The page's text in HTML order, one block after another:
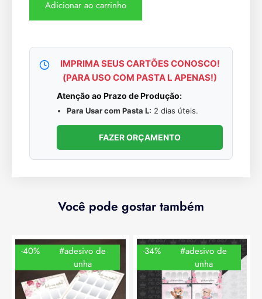
Adicionar ao carrinho
IMPRIMA SEUS CARTÕES CONOSCO!
(PARA USO COM PASTA L APENAS!)
Atenção ao Prazo de Produção:
Para Usar com Pasta L: 2 dias úteis.
FAZER ORÇAMENTO
Você pode gostar também
-40%
#adesivo de
unha
-34%
#adesivo de
unha